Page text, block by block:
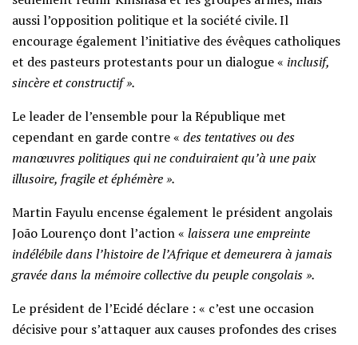
aussi l’opposition politique et la société civile. Il
encourage également l’initiative des évêques catholiques
et des pasteurs protestants pour un dialogue « inclusif,
sincère et constructif ».
Le leader de l’ensemble pour la République met
cependant en garde contre « des tentatives ou des
manœuvres politiques qui ne conduiraient qu’à une paix
illusoire, fragile et éphémère ».
Martin Fayulu encense également le président angolais
João Lourenço dont l’action « laissera une empreinte
indélébile dans l’histoire de l’Afrique et demeurera à jamais
gravée dans la mémoire collective du peuple congolais ».
Le président de l’Ecidé déclare : « c’est une occasion
décisive pour s’attaquer aux causes profondes des crises